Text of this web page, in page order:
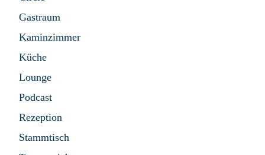
Gastraum
Kaminzimmer
Küche
Lounge
Podcast
Rezeption
Stammtisch